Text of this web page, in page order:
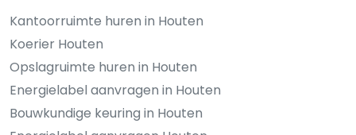
Kantoorruimte huren in Houten
Koerier Houten
Opslagruimte huren in Houten
Energielabel aanvragen in Houten
Bouwkundige keuring in Houten